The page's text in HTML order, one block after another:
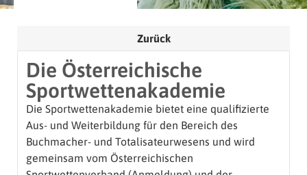
Zurück
Die Österreichische
Sportwettenakademie
Die Sportwettenakademie bietet eine qualifizierte
Aus- und Weiterbildung für den Bereich des
Buchmacher- und Totalisateurwesens und wird
gemeinsam vom Österreichischen